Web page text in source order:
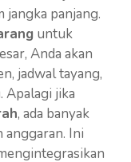
jangka panjang.
untuk
Anda akan
jadwal tayang,
Apalagi jika
, ada banyak
anggaran. Ini